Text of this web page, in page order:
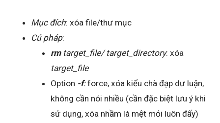
Mục đích: xóa file/thư mục
Cú pháp:
rm target_file/ target_directory: xóa
target_file
Option -f:force, xóa kiểu chà đạp dư luận,
không cần nói nhiều (cần đặc biệt lưu ý khi
sử dụng, xóa nhầm là mệt mỏi luôn đấy)